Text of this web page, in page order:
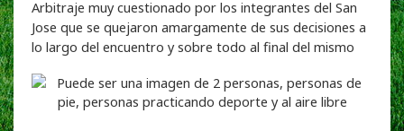
Arbitraje muy cuestionado por los integrantes del San
Jose que se quejaron amargamente de sus decisiones a
lo largo del encuentro y sobre todo al final del mismo